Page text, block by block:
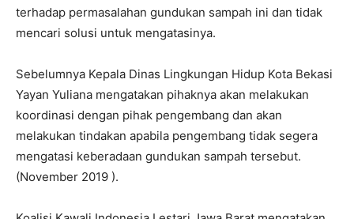
terhadap permasalahan gundukan sampah ini dan tidak
mencari solusi untuk mengatasinya.
Sebelumnya Kepala Dinas Lingkungan Hidup Kota Bekasi
Yayan Yuliana mengatakan pihaknya akan melakukan
koordinasi dengan pihak pengembang dan akan
melakukan tindakan apabila pengembang tidak segera
mengatasi keberadaan gundukan sampah tersebut.
(November 2019 ).